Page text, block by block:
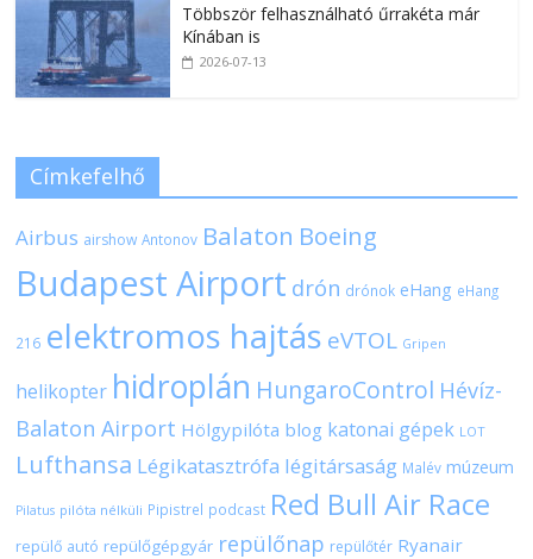
Többször felhasználható űrrakéta már
Kínában is
2026-07-13
Címkefelhő
Airbus airshow Antonov Balaton Boeing
Budapest Airport drón drónok eHang eHang
216 elektromos hajtás eVTOL Gripen
helikopter hidroplán HungaroControl Hévíz-
Balaton Airport Hölgypilóta blog katonai gépek LOT
Lufthansa Légikatasztrófa légitársaság Malév múzeum
Pilatus pilóta nélküli Pipistrel podcast Red Bull Air Race
repülő autó repülőgépgyár repülőnap repülőtér Ryanair